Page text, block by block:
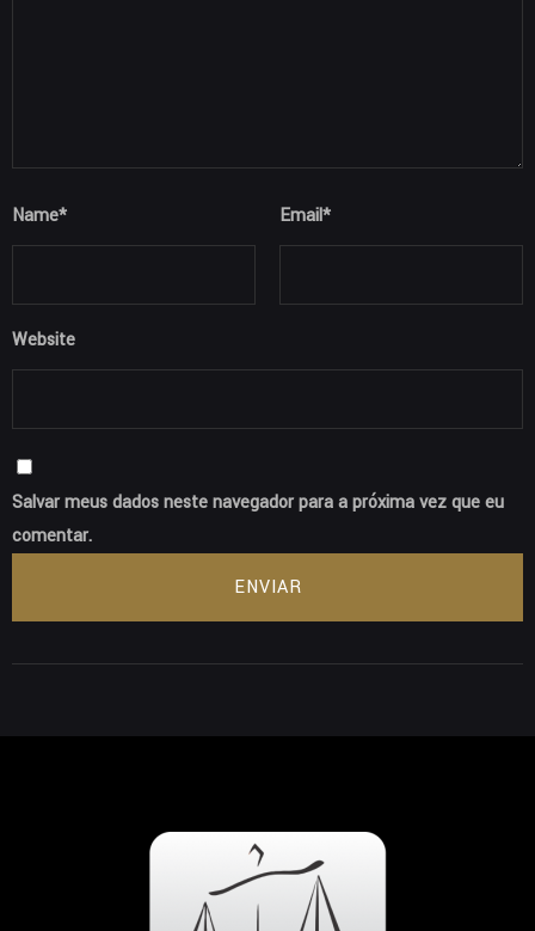
Name* Email*
Website
Salvar meus dados neste navegador para a próxima vez que eu
comentar.
ENVIAR